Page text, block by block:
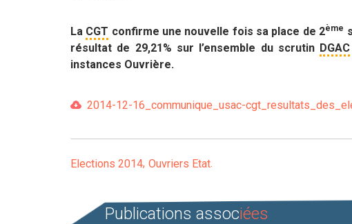
La CGT confirme une nouvelle fois sa place de 2ème
résultat de 29,21% sur l’ensemble du scrutin DGAC
instances Ouvrière.
2014-12-16_communique_usac-
Elections 2014 Ouvriers Etat
Publications associées